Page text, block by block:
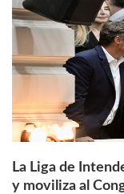
La Liga de
y moviliza al